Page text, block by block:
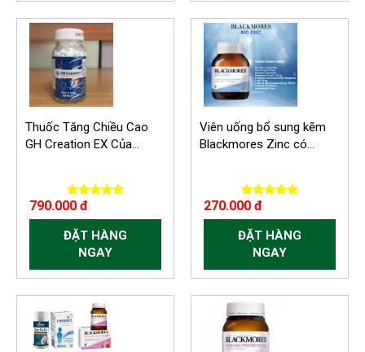
Thuốc Tăng Chiều Cao
GH Creation EX Của...
790.000 đ
ĐẶT HÀNG
NGAY
Viên uống bổ sung kẽm
Blackmores Zinc có...
270.000 đ
ĐẶT HÀNG
NGAY